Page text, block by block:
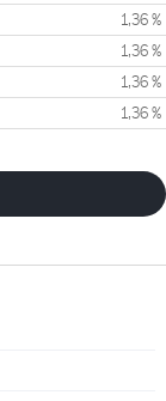
1,36 %
1,36 %
1,36 %
1,36 %